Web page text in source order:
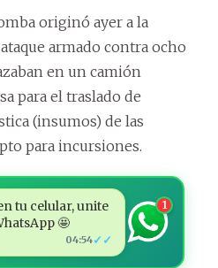
originó ayer a la
armado contra ocho
en un camión
para el traslado de
(insumos) de las
para incursiones.
tu celular, unite
🤩
04:54✓✓
1